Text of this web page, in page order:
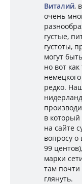
Виталий,
очень
густые,
густоты,
могут
но вот
редко.
в который
на сайте
вопросу о
99
марки
там почти
глянуть.